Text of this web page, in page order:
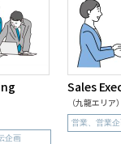
企画
Sales
（九龍エリア）
営業、営業